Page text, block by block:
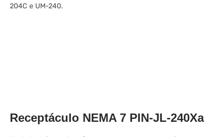
204C e UM-240.
Receptáculo NEMA 7 PIN-JL-240Xa